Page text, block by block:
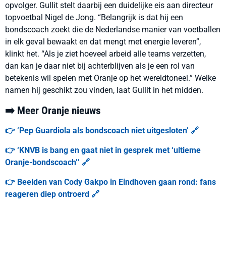
opvolger. Gullit stelt daarbij een duidelijke eis aan directeur
topvoetbal Nigel de Jong. “Belangrijk is dat hij een
bondscoach zoekt die de Nederlandse manier van voetballen
in elk geval bewaakt en dat mengt met energie leveren”,
klinkt het. “Als je ziet hoeveel arbeid alle teams verzetten,
dan kan je daar niet bij achterblijven als je een rol van
betekenis wil spelen met Oranje op het wereldtoneel.” Welke
namen hij geschikt zou vinden, laat Gullit in het midden.
➡️ Meer Oranje nieuws
👉 ‘Pep Guardiola als bondscoach niet uitgesloten’ 🔗
👉 ‘KNVB is bang en gaat niet in gesprek met ‘ultieme
Oranje-bondscoach’’ 🔗
👉 Beelden van Cody Gakpo in Eindhoven gaan rond: fans
reageren diep ontroerd 🔗